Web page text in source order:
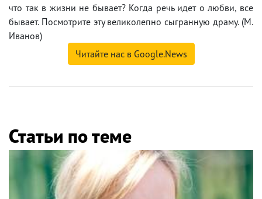
что так в жизни не бывает? Когда речь идет о любви, все
бывает. Посмотрите эту великолепно сыгранную драму. (М.
Иванов)
Читайте нас в Google.News
Статьи по теме